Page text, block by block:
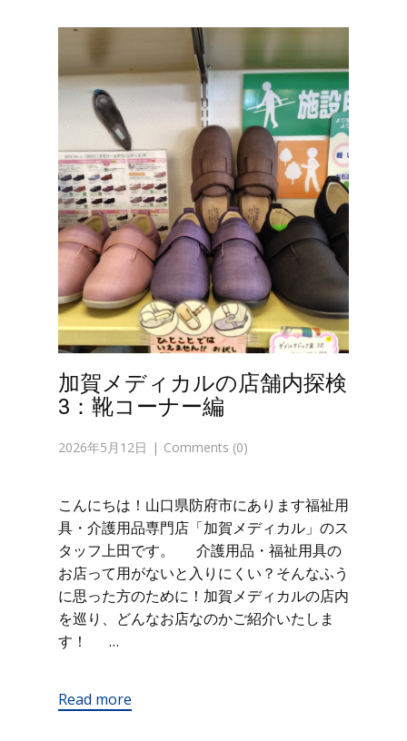
加賀メディカルの店舗内探検
3：靴コーナー編
2026年5月12日 Comments (0)
こんにちは！山口県防府市にあります福祉用
具・介護用品専門店「加賀メディカル」のス
タッフ上田です。 介護用品・福祉用具の
お店って用がないと入りにくい？そんなふう
に思った方のために！加賀メディカルの店内
を巡り、どんなお店なのかご紹介いたしま
す！ …
Read more